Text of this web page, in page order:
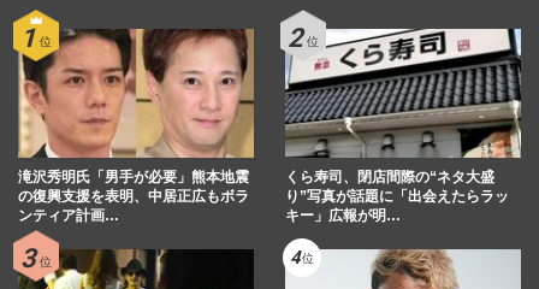
ケ・20年ぶりライブツアーも敢行、“完全
復活”で目指す「デビュー45…
週刊女性2026年7月21日号 2026/7/7
《サッカー日本代表》ベスト8進出なら経
済効果「400億円超え」 嵐ラストと同等、
現代人の“メリハリ消費”…
週刊女性2026年7月7日・14日号 2026/6/29
【独自】嵐『We are ARASHI』ラスト目
滝沢秀明氏「男手が必要」熊本地震
の復興支援を表明、中居正広もボラ
ンティア計画…
くら寿司、閉店間際の“ネタ大盛
り”写真が話題に「出会えたらラッ
キー」広報が明…